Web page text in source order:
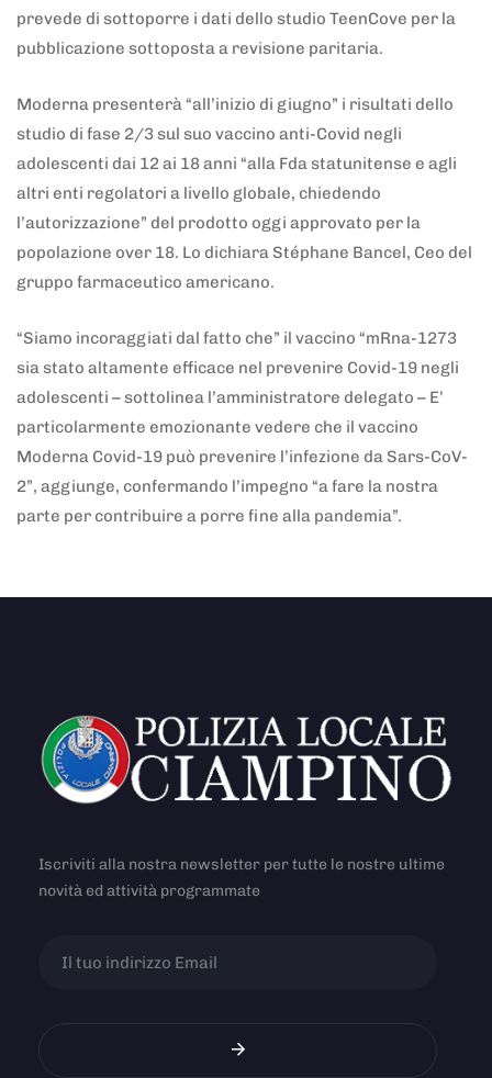
prevede di sottoporre i dati dello studio TeenCove per la
pubblicazione sottoposta a revisione paritaria.
Moderna presenterà “all’inizio di giugno” i risultati dello
studio di fase 2/3 sul suo vaccino anti-Covid negli
adolescenti dai 12 ai 18 anni “alla Fda statunitense e agli
altri enti regolatori a livello globale, chiedendo
l’autorizzazione” del prodotto oggi approvato per la
popolazione over 18. Lo dichiara Stéphane Bancel, Ceo del
gruppo farmaceutico americano.
“Siamo incoraggiati dal fatto che” il vaccino “mRna-1273
sia stato altamente efficace nel prevenire Covid-19 negli
adolescenti – sottolinea l’amministratore delegato – E’
particolarmente emozionante vedere che il vaccino
Moderna Covid-19 può prevenire l’infezione da Sars-CoV-
2”, aggiunge, confermando l’impegno “a fare la nostra
parte per contribuire a porre fine alla pandemia”.
Iscriviti alla nostra newsletter per tutte le nostre ultime
novità ed attività programmate